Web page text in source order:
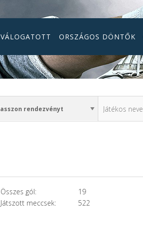
VÁLOGATOTT ORSZÁGOS DÖNTŐK
Összes gól:
19
Játszott meccsek:
522